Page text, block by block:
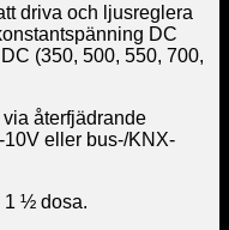
driva och ljusreglera
DC
(350, 500, 550, 700,
återfjädrande
eller bus-/KNX-
1 ½ dosa.